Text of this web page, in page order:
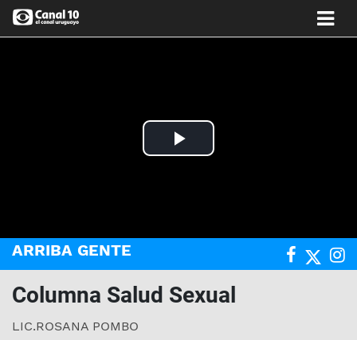
Play
ARRIBA GENTE
Columna Salud Sexual
LIC.ROSANA POMBO